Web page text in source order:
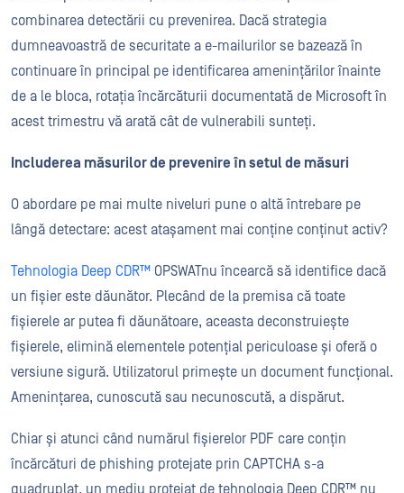
combinarea detectării cu prevenirea. Dacă strategia
dumneavoastră de securitate a e-mailurilor se bazează în
continuare în principal pe identificarea amenințărilor înainte
de a le bloca, rotația încărcăturii documentată de Microsoft în
acest trimestru vă arată cât de vulnerabili sunteți.
Includerea măsurilor de prevenire în setul de măsuri
O abordare pe mai multe niveluri pune o altă întrebare pe
lângă detectare: acest atașament mai conține conținut activ?
Tehnologia Deep CDR™ OPSWATnu încearcă să identifice dacă
un fișier este dăunător. Plecând de la premisa că toate
fișierele ar putea fi dăunătoare, aceasta deconstruiește
fișierele, elimină elementele potențial periculoase și oferă o
versiune sigură. Utilizatorul primește un document funcțional.
Amenințarea, cunoscută sau necunoscută, a dispărut.
Chiar și atunci când numărul fișierelor PDF care conțin
încărcături de phishing protejate prin CAPTCHA s-a
quadruplat, un mediu protejat de tehnologia Deep CDR™ nu